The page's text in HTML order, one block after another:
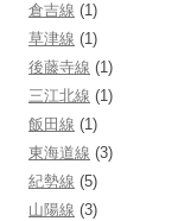
倉吉線 (1)
草津線 (1)
後藤寺線 (1)
三江北線 (1)
飯田線 (1)
東海道線 (3)
紀勢線 (5)
山陽線 (3)